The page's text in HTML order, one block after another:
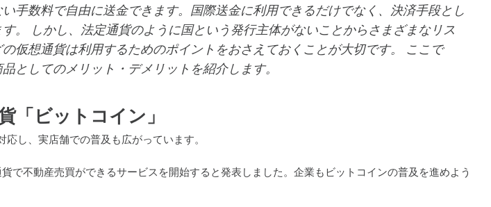
手数料で自由に送金できます。国際送金に利用できるだけでなく、決済手段とし
。 しかし、法定通貨のように国という発行主体がないことからさまざまなリス
仮想通貨は利用するためのポイントをおさえておくことが大切です。 ここで
としてのメリット・デメリットを紹介します。
「ビットコイン」
し、実店舗での普及も広がっています。
で不動産売買ができるサービスを開始すると発表しました。企業もビットコインの普及を進めよう